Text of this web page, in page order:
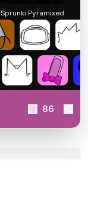
Sprunki Pyramixed
0.9
86